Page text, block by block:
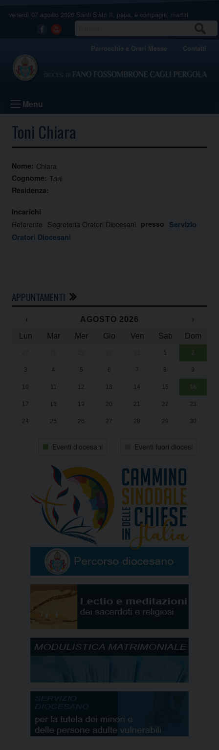
venerdì 07 agosto 2026 Santi Sisto II, papa, e compagni, martiri
Facebook
Youtube
Parrocchie e Orari Messe Contatti
Menu
Toni Chiara
Nome: Chiara
Cognome: Toni
Residenza:
Incarichi
Referente Segreteria Oratori Diocesani presso Servizio
Oratori Diocesani
APPUNTAMENTI
‹ AGOSTO 2026
›
Lun
Mar Mer Gio Ven Sab Dom
1 2
3 4 5 6 7 8 9
10 11 12 13 14 15 16
17 18 19 20 21 22 23
24 25 26 27 28 29 30
Eventi diocesani Eventi fuori diocesi